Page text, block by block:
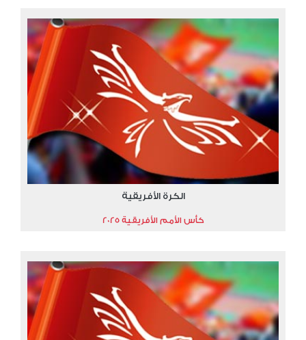
الكرة الأفريقية
كأس الأمم الأفريقية 2025